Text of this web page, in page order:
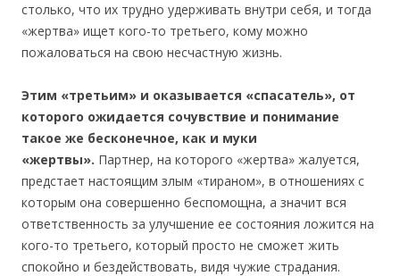
столько, что их трудно удерживать внутри себя, и тогда
«жертва» ищет кого-то третьего, кому можно
пожаловаться на свою несчастную жизнь.
Этим «третьим» и оказывается «спасатель», от
которого ожидается сочувствие и понимание
такое же бесконечное, как и муки
«жертвы». Партнер, на которого «жертва» жалуется,
предстает настоящим злым «тираном», в отношениях с
которым она совершенно беспомощна, а значит вся
ответственность за улучшение ее состояния ложится на
кого-то третьего, который просто не сможет жить
спокойно и бездействовать, видя чужие страдания.